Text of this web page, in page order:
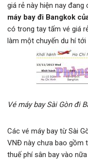
giá rẻ này hiện nay
máy bay đi Bangkok
có trong tay tấm vé giá
làm một chuyến du hí tới
Vé máy bay Sài Gòn đi
Các vé máy bay từ Sài
VNĐ này chưa bao gồm
thuế phí sân bay vào